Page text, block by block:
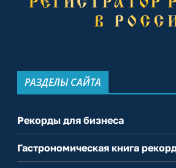
РАЗДЕЛЫ САЙТА
Рекорды для бизнеса
Гастрономическая книга